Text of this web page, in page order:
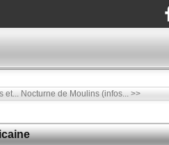
et... Nocturne de Moulins (infos... >>